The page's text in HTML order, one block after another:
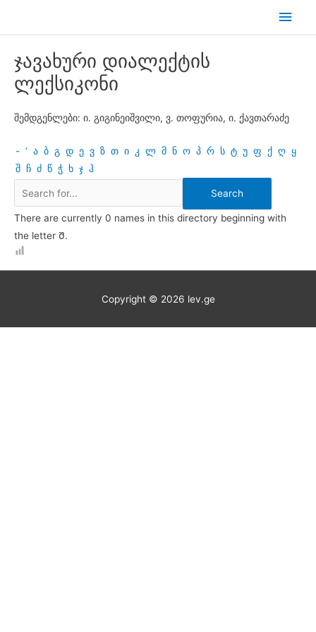
Main
ჯავახური დიალექტის
ლექსიკონი
შემდგენლები: ი. გიგინეიშვილი, ვ. თოფურია, ი. ქავთარაძე
- ‘ ა ბ გ დ ე ვ ზ თ ი კ ლ მ ნ ო პ რ ს ტ უ ფ ქ ღ ყ
შ ჩ ძ წ ჭ ხ ჯ ჰ
There are currently 0 names in this directory beginning with
the letter Შ.
Copyright © 2026 lev.ge